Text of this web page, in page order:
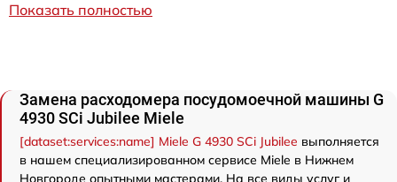
Показать полностью
Замена расходомера посудомоечной машины G
4930 SCi Jubilee Miele
[dataset:services:name] Miele G 4930 SCi Jubilee выполняется
в нашем специализированном сервисе Miele в Нижнем
Новгороде опытными мастерами. На все виды услуг и